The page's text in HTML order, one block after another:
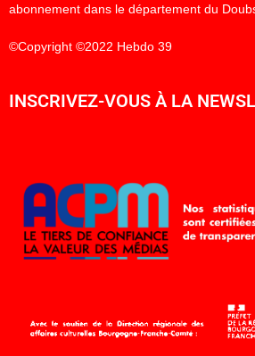
abonnement dans le département du
©Copyright ©2022 Hebdo 39
INSCRIVEZ-VOUS À LA